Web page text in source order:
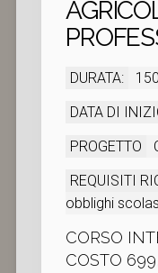
DURATA:
DATA DI
PROGETTO
REQUISITI
obblighi
CORSO
COSTO